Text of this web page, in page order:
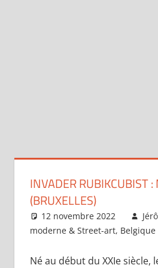
INVADER RUBIKCUBIST
(BRUXELLES)
12 novembre 2022
moderne & Street-art, Belgique
Né au début du XXIe siècle,